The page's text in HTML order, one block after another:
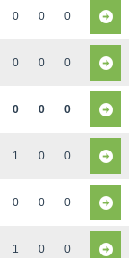
0 0 0
0 0 0
0 0 0
1 0 0
0 0 0
1 0 0